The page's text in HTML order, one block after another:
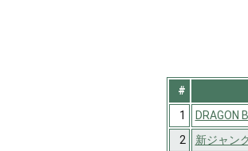
#
1
DRAGON
2
新ジャン